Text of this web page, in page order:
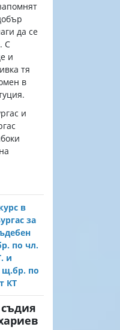
да се
С
и
тя
в
и
в
за
по чл.
и
щ.бр. по
КТ